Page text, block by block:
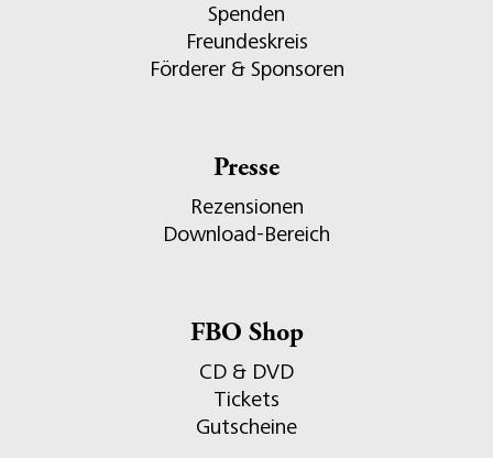
Spenden
Freundeskreis
Förderer & Sponsoren
Presse
Rezensionen
Download-Bereich
FBO Shop
CD & DVD
Tickets
Gutscheine